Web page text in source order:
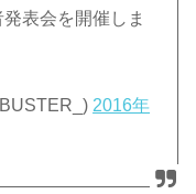
表会を開催しま
2016年